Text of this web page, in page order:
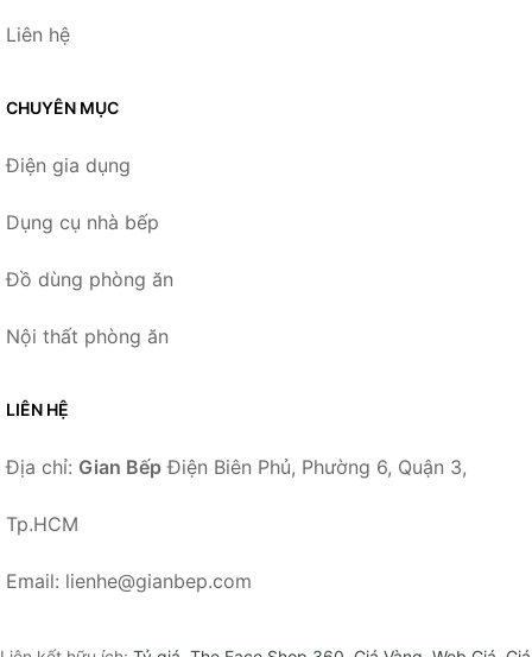
Liên hệ
CHUYÊN MỤC
Điện gia dụng
Dụng cụ nhà bếp
Đồ dùng phòng ăn
Nội thất phòng ăn
LIÊN HỆ
Địa chỉ: Gian Bếp Điện Biên Phủ, Phường 6, Quận 3,
Tp.HCM
Email: lienhe@gianbep.com